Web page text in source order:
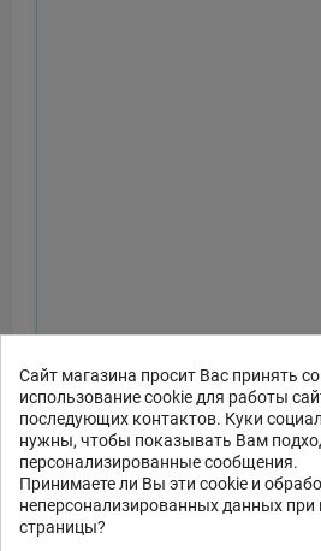
Сайт магазина просит Вас принять
использование cookie для работы
последующих контактов. Куки
нужны, чтобы показывать Вам
персонализированные сообщения.
Принимаете ли Вы эти cookie и
неперсонализированных данных
страницы?